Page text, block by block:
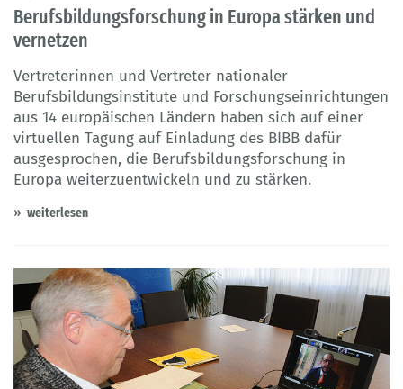
Berufsbildungsforschung in Europa stärken und
vernetzen
Vertreterinnen und Vertreter nationaler
Berufsbildungsinstitute und Forschungseinrichtungen
aus 14 europäischen Ländern haben sich auf einer
virtuellen Tagung auf Einladung des BIBB dafür
ausgesprochen, die Berufsbildungsforschung in
Europa weiterzuentwickeln und zu stärken.
weiterlesen